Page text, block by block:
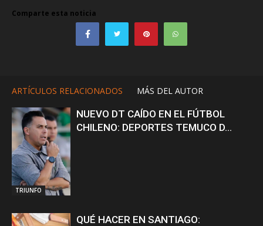
Comparte esta noticia
ARTÍCULOS RELACIONADOS MÁS DEL AUTOR
TRIUNFO
NUEVO DT CAÍDO EN EL FÚTBOL
CHILENO: DEPORTES TEMUCO D...
QUÉ HACER EN SANTIAGO: